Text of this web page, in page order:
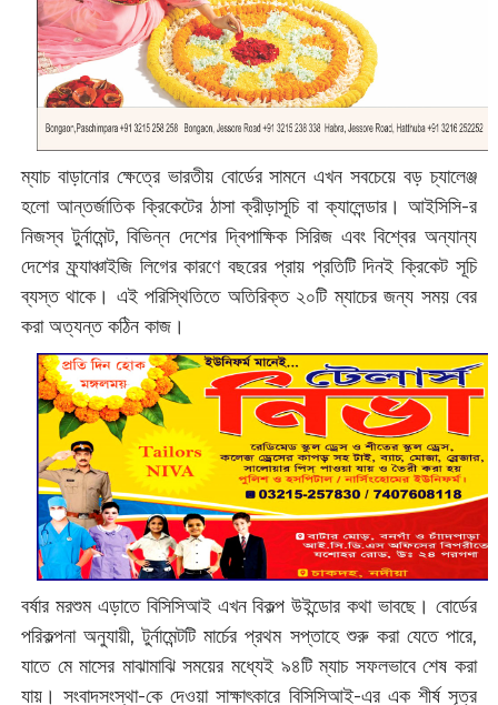
ম্যাচ বাড়ানোর ক্ষেত্রে ভারতীয় বোর্ডের সামনে এখন সবচেয়ে বড় চ্যালেঞ্জ
হলো আন্তর্জাতিক ক্রিকেটের ঠাসা ক্রীড়াসূচি বা ক্যালেন্ডার। আইসিসি-র
নিজস্ব টুর্নামেন্ট, বিভিন্ন দেশের দ্বিপাক্ষিক সিরিজ এবং বিশ্বের অন্যান্য
দেশের ফ্র্যাঞ্চাইজি লিগের কারণে বছরের প্রায় প্রতিটি দিনই ক্রিকেট সূচি
ব্যস্ত থাকে। এই পরিস্থিতিতে অতিরিক্ত ২০টি ম্যাচের জন্য সময় বের
করা অত্যন্ত কঠিন কাজ।
বর্ষার মরশুম এড়াতে বিসিসিআই এখন বিকল্প উইন্ডোর কথা ভাবছে। বোর্ডের
পরিকল্পনা অনুযায়ী, টুর্নামেন্টটি মার্চের প্রথম সপ্তাহে শুরু করা যেতে পারে,
যাতে মে মাসের মাঝামাঝি সময়ের মধ্যেই ৯৪টি ম্যাচ সফলভাবে শেষ করা
যায়। সংবাদসংস্থা-কে দেওয়া সাক্ষাৎকারে বিসিসিআই-এর এক শীর্ষ সূত্র